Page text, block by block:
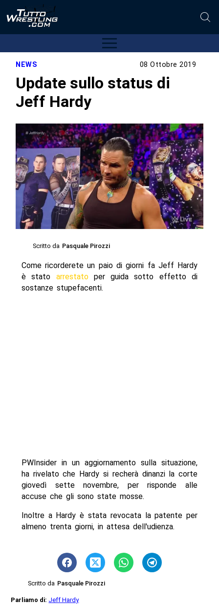
NEWS 08 Ottobre 2019
Update sullo status di
Jeff Hardy
Scritto da Pasquale Pirozzi
Come ricorderete un paio di giorni fa Jeff Hardy
è stato arrestatoper guida sotto effetto di
sostanze stupefacenti.
PWInsider in un aggiornamento sulla situazione,
ha rivelato che Hardy si recherà dinanzi la corte
giovedì sette novembre, per risponde alle
accuse che gli sono state mosse.
Inoltre a Hardy è stata revocata la patente per
almeno trenta giorni, in attesa dell'udienza.
Scritto da Pasquale Pirozzi
Parliamo di: Jeff Hardy